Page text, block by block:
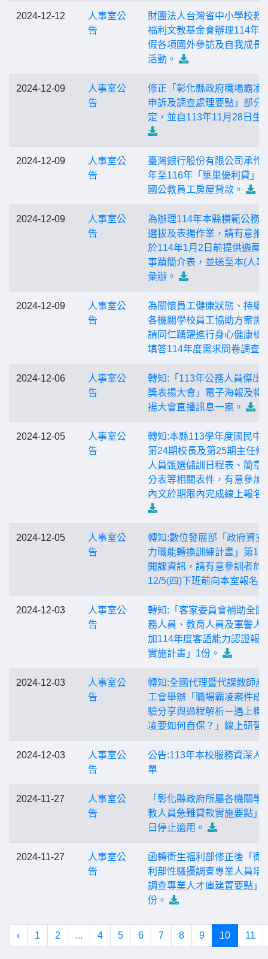
2024-12-12
人事室公
告
財團法人台灣省中小學校教
福利文教基金會辦理114年
假各項國外參訪及自我成長
活動。
2024-12-09
人事室公
告
修正「彰化縣政府職場霸凌
申訴及調查處理要點」部分
定，並自113年11月28日生
2024-12-09
人事室公
告
臺灣銀行股份有限公司承作
年至116年「築巢優利貸」
國公教員工房屋貸款。
2024-12-09
人事室公
告
為辦理114年本縣模範公務
選拔及表揚作業，請有意推
於114年1月2日前提供遴薦
事蹟簡介表，並送至本(人事
彙辦。
2024-12-09
人事室公
告
為關懷員工健康狀態、持續
各機關學校員工協助方案需
請同仁踴躍進行身心健康檢
填答114年度需求問卷調查
2024-12-06
人事室公
告
轉知:「113年公務人員傑出
獎表揚大會」電子海報及轉
揚大會直播訊息一案。
2024-12-05
人事室公
告
轉知:本縣113學年度國民中
第24期校長及第25期主任候
人員甄選儲訓日程表、簡章
分表等相關表件，有意參加
內文於期限內完成線上報名
2024-12-05
人事室公
告
轉知:數位發展部「政府資安
力職能轉換訓練計畫」第1
開課資訊，請有意參訓者於
12/5(四)下班前向本室報名。
2024-12-03
人事室公
告
轉知:「客家委員會補助全國
務人員、教育人員及軍警人
加114年度客語能力認證報
實施計畫」1份。
2024-12-03
人事室公
告
轉知:全國代理暨代課教師產
工會舉辦「職場霸凌案件成
驗分享與過程解析－遇上職
凌要如何自保？」線上研習
2024-12-03
人事室公
告
公告:113年本校服務資深人
單
2024-11-27
人事室公
告
「彰化縣政府所屬各機關學
教人員急難貸款實施要點」
日停止適用。
2024-11-27
人事室公
告
函轉衛生福利部修正後「衛
利部性騷擾調查專業人員培
調查專業人才庫建置要點」1
份。
‹ 1 2 ... 4 5 6 7 8 9 10 11